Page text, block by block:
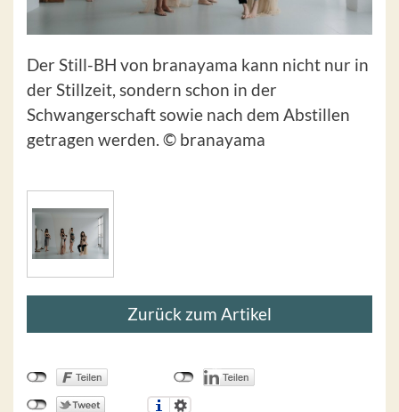
Der Still-BH von branayama kann nicht nur in
der Stillzeit, sondern schon in der
Schwangerschaft sowie nach dem Abstillen
getragen werden. © branayama
Zurück zum Artikel